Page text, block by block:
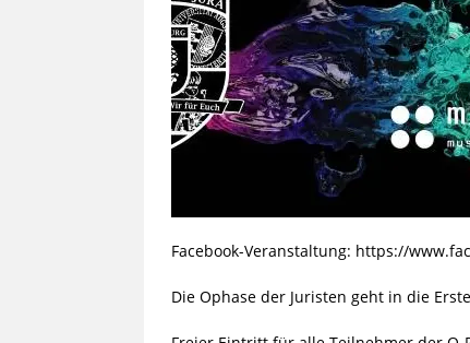
Facebook-Veranstaltung: https://
Die Ophase der Juristen geht in die